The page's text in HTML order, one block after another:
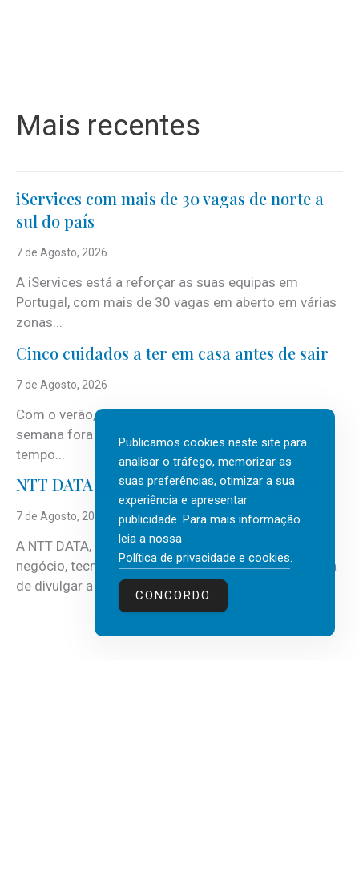
Mais recentes
iServices com mais de 30 vagas de norte a
sul do país
7 de Agosto, 2026
A iServices está a reforçar as suas equipas em
Portugal, com mais de 30 vagas em aberto em várias
zonas...
Cinco cuidados a ter em casa antes de sair
7 de Agosto, 2026
Com o verão, chegam também as férias, os fins-de-
semana fora e os dias em que a casa fica mais
tempo...
NTT DATA Insurtech Global Outlook 2026
7 de Agosto, 2026
A NTT DATA, consultora global em serviços de
negócio, tecnologia e inteligência artificial (IA), acaba
de divulgar a mais recente...
Publicamos cookies neste site para
analisar o tráfego, memorizar as
suas preferências, otimizar a sua
experiência e apresentar
publicidade. Para mais informação
leia a nossa
Política de privacidade e cookies.
CONCORDO